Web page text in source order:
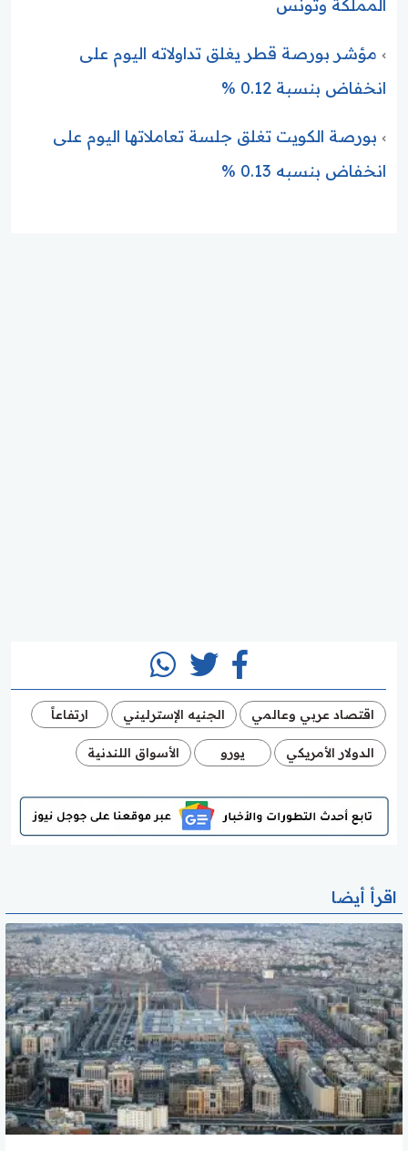
المملكة وتونس
مؤشر بورصة قطر يغلق تداولاته اليوم على
انخفاض بنسبة 0.12 %
بورصة الكويت تغلق جلسة تعاملاتها اليوم على
انخفاض بنسبه 0.13 %
اقتصاد عربي وعالمي الجنيه الإسترليني ارتفاعاً
الدولار الأمريكي يورو الأسواق اللندنية
اقرأ أيضا